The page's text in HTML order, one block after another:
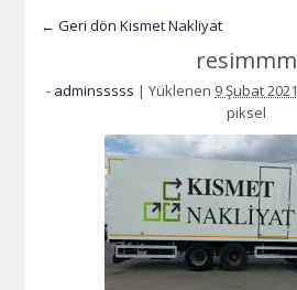
← Geri dön Kısmet Nakliyat
resimmm
- adminsssss | Yüklenen 9 Şubat 2021
piksel